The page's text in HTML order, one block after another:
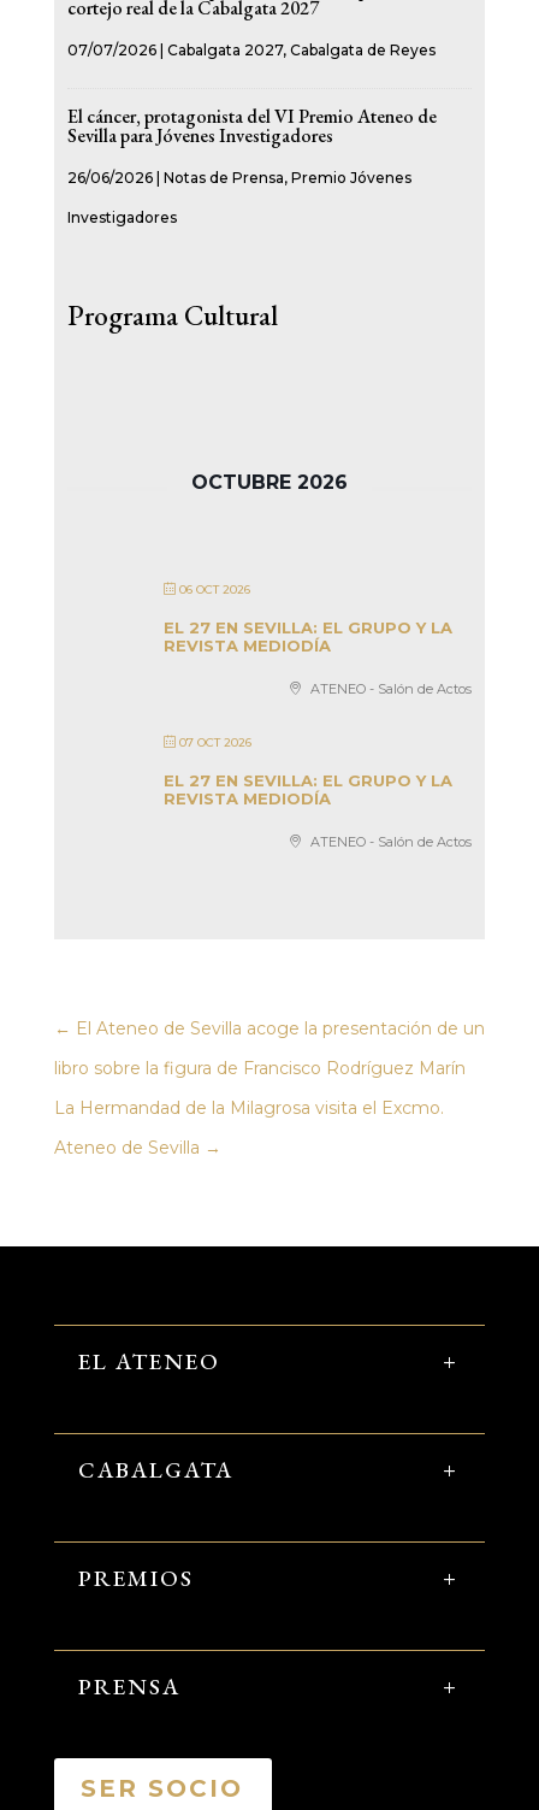
cortejo real de la Cabalgata 2027
07/07/2026| Cabalgata 2027, Cabalgata de Reyes
El cáncer, protagonista del VI Premio Ateneo de
Sevilla para Jóvenes Investigadores
26/06/2026| Notas de Prensa, Premio Jóvenes
Investigadores
Programa Cultural
OCTUBRE 2026
06 OCT 2026
EL 27 EN SEVILLA: EL GRUPO Y LA
REVISTA MEDIODÍA
ATENEO - Salón de Actos
07 OCT 2026
EL 27 EN SEVILLA: EL GRUPO Y LA
REVISTA MEDIODÍA
ATENEO - Salón de Actos
← El Ateneo de Sevilla acoge la presentación de un
libro sobre la figura de Francisco Rodríguez Marín
La Hermandad de la Milagrosa visita el Excmo.
Ateneo de Sevilla →
EL ATENEO
CABALGATA
PREMIOS
PRENSA
SER SOCIO